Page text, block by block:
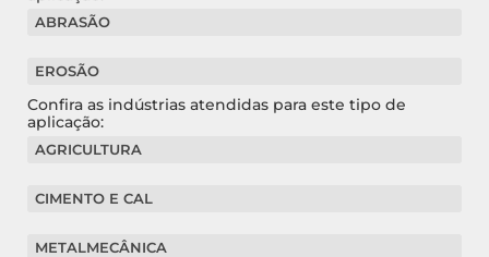
ABRASÃO
EROSÃO
Confira as indústrias atendidas para este tipo de
aplicação:
AGRICULTURA
CIMENTO E CAL
METALMECÂNICA